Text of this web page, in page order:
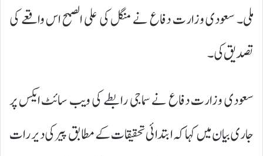
ملی۔ سعودی وزارت دفاع نے منگل کی علی الصبح اس واقعے کی
تصدیق کی۔
سعودی وزارت دفاع نے سماجی رابطے کی ویب سائٹ ایکس پر
جاری بیان میں کہا کہ ابتدائی تحقیقات کے مطابق پیر کی دیر رات